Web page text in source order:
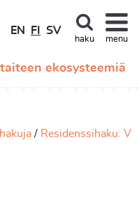
ekosysteemiä
EN FI SV
haku menu
Residenssihaku: V